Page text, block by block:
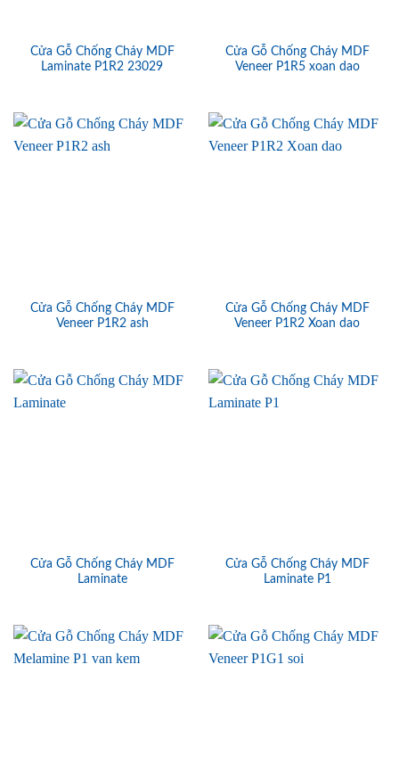
Cửa Gỗ Chống Cháy MDF
Laminate P1R2 23029
Cửa Gỗ Chống Cháy MDF
Veneer P1R5 xoan dao
Cửa Gỗ Chống Cháy MDF
Veneer P1R2 ash
Cửa Gỗ Chống Cháy MDF
Veneer P1R2 Xoan dao
Cửa Gỗ Chống Cháy MDF
Laminate
Cửa Gỗ Chống Cháy MDF
Laminate P1